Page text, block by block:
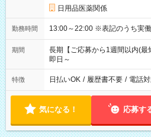
日用品医薬関係
勤務時間 13:00～22:00 ※表記のう
期間
長期【ご応募から1週間以内(最
即日～
特徴 日払いOK / 履歴書不要 / 電話
気になる！ 応募す